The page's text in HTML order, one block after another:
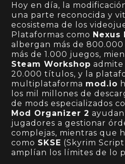
Hoy en día, la
una parte reconocida y
ecosistema de los
Plataformas como Nexus
albergan más de 800.000
más de 1.000 juegos,
Steam Workshop admite
20.000 títulos, y la
multiplataforma mod.io
los mil millones de
de mods especializados
Mod Organizer 2
jugadores a gestionar
complejas, mientras que
como SKSE (Skyrim
amplían los límites de lo